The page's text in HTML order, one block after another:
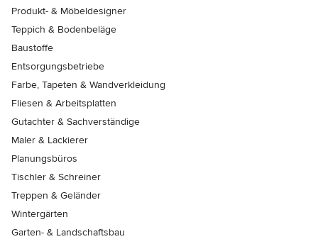
Produkt- & Möbeldesigner
Teppich & Bodenbeläge
Baustoffe
Entsorgungsbetriebe
Farbe, Tapeten & Wandverkleidung
Fliesen & Arbeitsplatten
Gutachter & Sachverständige
Maler & Lackierer
Planungsbüros
Tischler & Schreiner
Treppen & Geländer
Wintergärten
Garten- & Landschaftsbau